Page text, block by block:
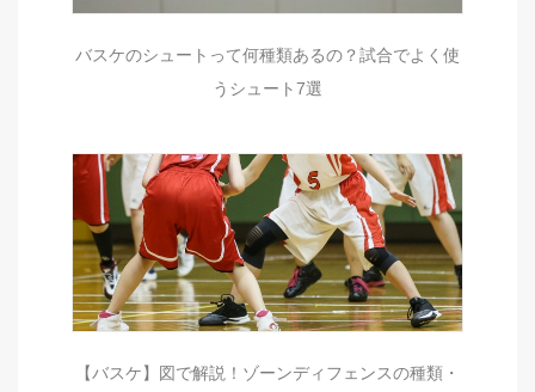
バスケのシュートって何種類あるの？試合でよく使
うシュート7選
【バスケ】図で解説！ゾーンディフェンスの種類・